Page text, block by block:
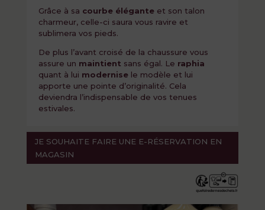
Grâce à sa courbe éléganteet son talon
charmeur, celle-ci saura vous ravire et
sublimera vos pieds.
De plus l’avant croisé de la chaussure vous
assure un maintient sans égal. Le raphia
quant à lui modernisele modèle et lui
apporte une pointe d’originalité. Cela
deviendra l’indispensable de vos tenues
estivales.
JE SOUHAITE FAIRE UNE E-RÉSERVATION EN
MAGASIN